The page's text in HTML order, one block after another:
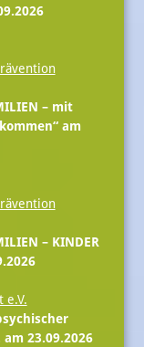
– mit
am
– KINDER
e.V.
23.09.2026